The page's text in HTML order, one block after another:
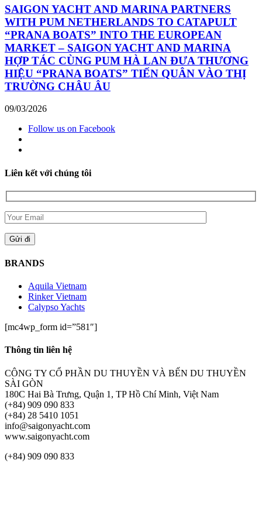
SAIGON YACHT AND MARINA PARTNERS
WITH PUM NETHERLANDS TO CATAPULT
“PRANA BOATS” INTO THE EUROPEAN
MARKET – SAIGON YACHT AND MARINA
HỢP TÁC CÙNG PUM HÀ LAN ĐƯA THƯƠNG
HIỆU “PRANA BOATS” TIẾN QUÂN VÀO THỊ
TRƯỜNG CHÂU ÂU
09/03/2026
Follow us on Facebook
Liên kết với chúng tôi
BRANDS
Aquila Vietnam
Rinker Vietnam
Calypso Yachts
[mc4wp_form id=”581″]
Thông tin liên hệ
CÔNG TY CỔ PHẦN DU THUYỀN VÀ BẾN DU THUYỀN
SÀI GÒN
180C Hai Bà Trưng, Quận 1, TP Hồ Chí Minh, Việt Nam
(+84) 909 090 833
(+84) 28 5410 1051
info@saigonyacht.com
www.saigonyacht.com
(+84) 909 090 833